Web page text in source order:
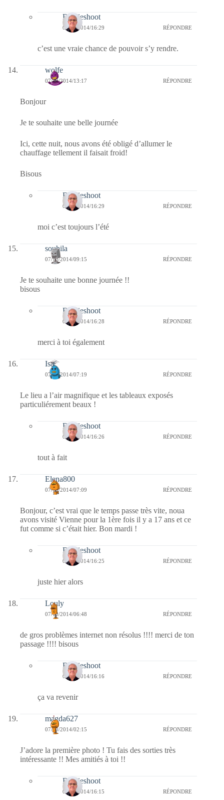
Bernieshoot
07/10/2014/16:29 RÉPONDRE
c’est une vraie chance de pouvoir s’y rendre.
wolfe
07/10/2014/13:17 RÉPONDRE
Bonjour
Je te souhaite une belle journée
Ici, cette nuit, nous avons été obligé d’allumer le
chauffage tellement il faisait froid!
Bisous
Bernieshoot
07/10/2014/16:29 RÉPONDRE
moi c’est toujours l’été
souhila
07/10/2014/09:15 RÉPONDRE
Je te souhaite une bonne journée !!
bisous
Bernieshoot
07/10/2014/16:28 RÉPONDRE
merci à toi également
Isa
07/10/2014/07:19 RÉPONDRE
Le lieu a l’air magnifique et les tableaux exposés
particuliérement beaux !
Bernieshoot
07/10/2014/16:26 RÉPONDRE
tout à fait
Elena800
07/10/2014/07:09 RÉPONDRE
Bonjour, c’est vrai que le temps passe très vite, noua
avons visité Vienne pour la 1ère fois il y a 17 ans et ce
fut comme si c’était hier. Bon mardi !
Bernieshoot
07/10/2014/16:25 RÉPONDRE
juste hier alors
Louly
07/10/2014/06:48 RÉPONDRE
de gros problèmes internet non résolus !!!! merci de ton
passage !!!! bisous
Bernieshoot
07/10/2014/16:16 RÉPONDRE
ça va revenir
magda627
07/10/2014/02:15 RÉPONDRE
J’adore la première photo ! Tu fais des sorties très
intéressante !! Mes amitiés à toi !!
Bernieshoot
07/10/2014/16:15 RÉPONDRE